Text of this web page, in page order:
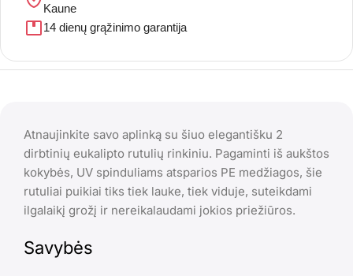
Kaune
14 dienų grąžinimo garantija
Atnaujinkite savo aplinką su šiuo elegantišku 2
dirbtinių eukalipto rutulių rinkiniu. Pagaminti iš aukštos
kokybės, UV spinduliams atsparios PE medžiagos, šie
rutuliai puikiai tiks tiek lauke, tiek viduje, suteikdami
ilgalaikį grožį ir nereikalaudami jokios priežiūros.
Savybės